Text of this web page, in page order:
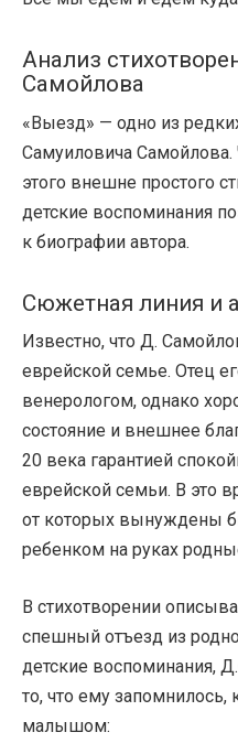
Анализ
Самойлова
«Выезд» — одно из
Самуиловича
этого внешне простого
детские воспоминания
к биографии автора.
Сюжетная линия и
Известно, что Д.
еврейской семье. Отец
венерологом, однако
состояние и внешнее
20 века гарантией
еврейской семьи. В это
от которых вынуждены
ребенком на руках
В стихотворении
спешный отъезд из
детские воспоминания,
то, что ему
малышом: